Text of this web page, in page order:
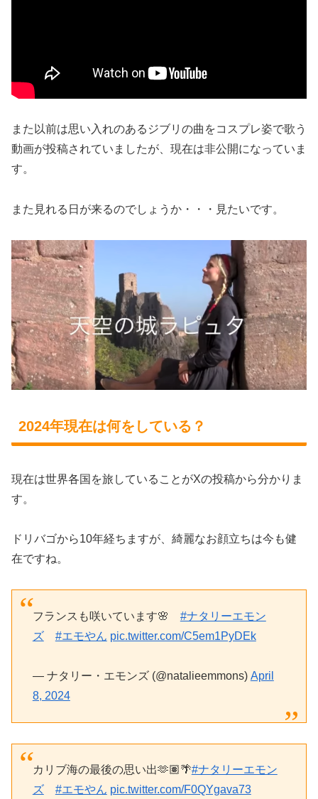
また以前は思い入れのあるジブリの曲をコスプレ姿で歌う
動画が投稿されていましたが、現在は非公開になっていま
す。
また見れる日が来るのでしょうか・・・見たいです。
2024年現在は何をしている？
現在は世界各国を旅していることがXの投稿から分かりま
す。
ドリバゴから10年経ちますが、綺麗なお顔立ちは今も健
在ですね。
フランスも咲いています🌸 #ナタリーエモン
ズ
#エモやん pic.twitter.com/C5em1PyDEk
— ナタリー・エモンズ (@natalieemmons) April
8, 2024
カリブ海の最後の思い出🫶🏽🌴#ナタリーエモン
ズ
#エモやん pic.twitter.com/F0QYgava73